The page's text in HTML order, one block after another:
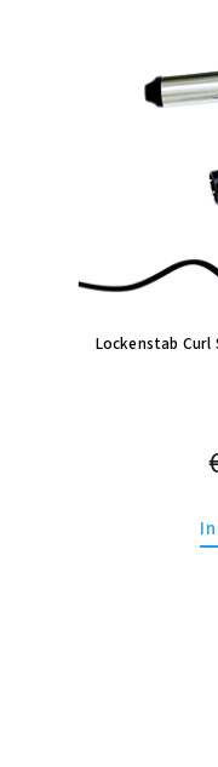
Lockenstab Curl